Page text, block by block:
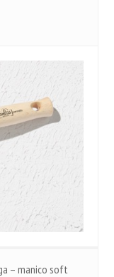
– manico soft